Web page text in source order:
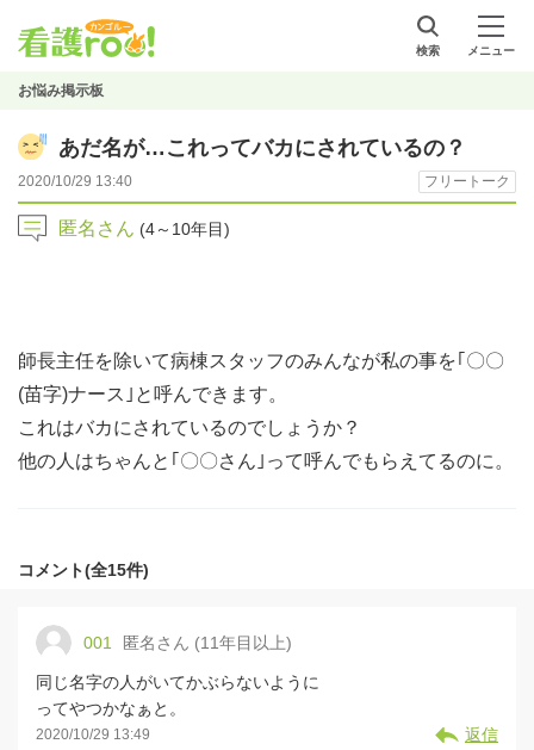
検索 メニュー
お悩み掲示板
あだ名が…これってバカにされているの？
2020/10/29 13:40 フリートーク
匿名さん (4～10年目)
師長主任を除いて病棟スタッフのみんなが私の事を｢〇〇
(苗字)ナース｣と呼んできます。
これはバカにされているのでしょうか？
他の人はちゃんと｢〇〇さん｣って呼んでもらえてるのに。
コメント(全15件)
001 匿名さん (11年目以上)
同じ名字の人がいてかぶらないように
ってやつかなぁと。
2020/10/29 13:49 返信